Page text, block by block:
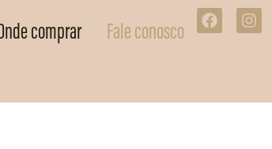
comprar Fale conosco